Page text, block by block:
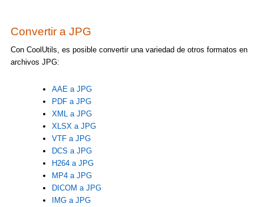
Convertir a JPG
Con CoolUtils, es posible convertir una variedad de otros formatos en
archivos JPG:
AAE a JPG
PDF a JPG
XML a JPG
XLSX a JPG
VTF a JPG
DCS a JPG
H264 a JPG
MP4 a JPG
DICOM a JPG
IMG a JPG